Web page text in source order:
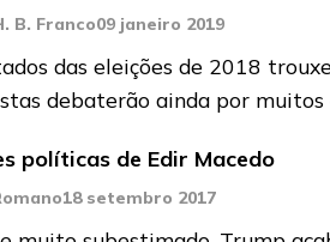
B. Franco09 janeiro 2019
das eleições de 2018
debaterão ainda por muitos
políticas de Edir Macedo
18 setembro 2017